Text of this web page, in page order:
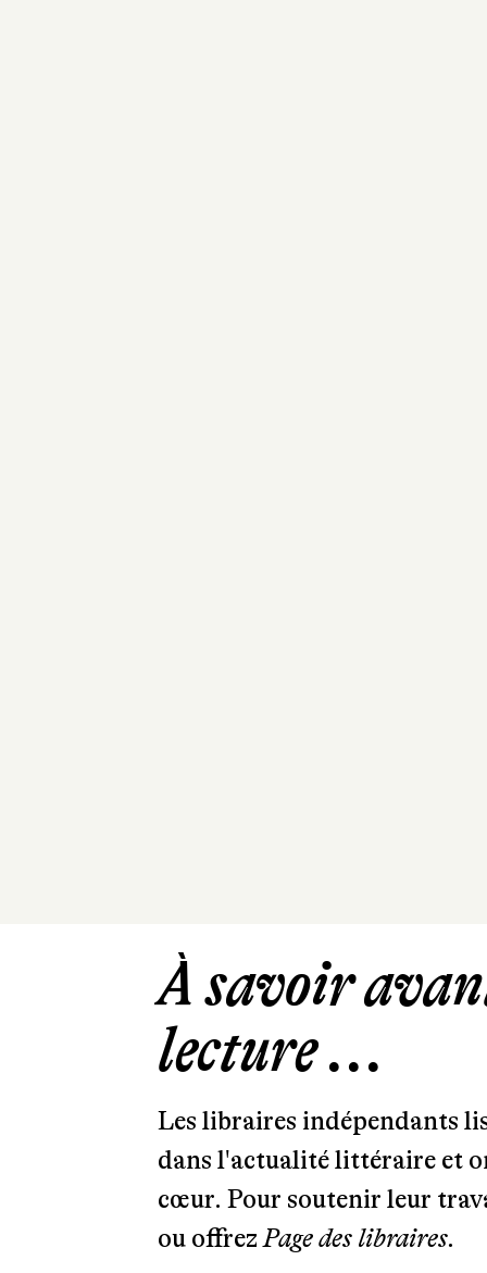
À savoir
lecture ...
Les libraires indépendants
dans l'actualité littéraire et
cœur. Pour soutenir leur
ou offrezPage des libraires.